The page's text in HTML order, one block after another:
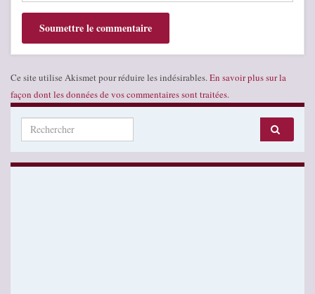
Ce site utilise Akismet pour réduire les indésirables. En savoir plus sur la
façon dont les données de vos commentaires sont traitées.
Search for: